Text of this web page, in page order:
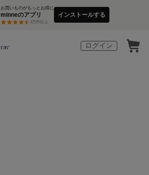
お買いものがもっとお得に
minneのアプリ
3万件以上
インストールする
ログイン